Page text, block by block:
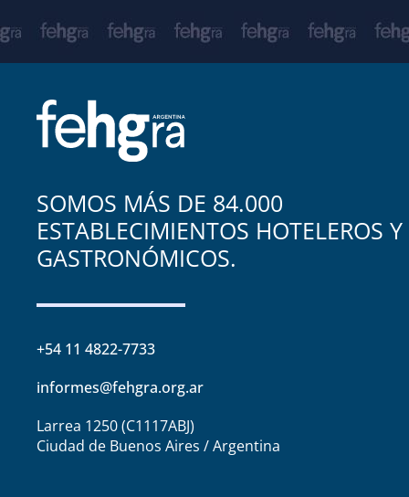
SOMOS MÁS DE 84.000
ESTABLECIMIENTOS HOTELEROS Y
GASTRONÓMICOS.
+54 11 4822-7733
informes@fehgra.org.ar
Larrea 1250 (C1117ABJ)
Ciudad de Buenos Aires / Argentina